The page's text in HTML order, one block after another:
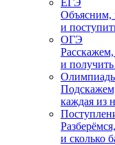
ЕГЭ
Объясним,
и
ОГЭ
и
каждая из
и сколько